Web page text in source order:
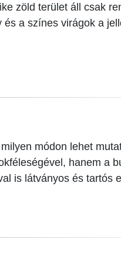
zöld terület áll csak
a színes virágok a
módon lehet
hanem a
is látványos és tartós